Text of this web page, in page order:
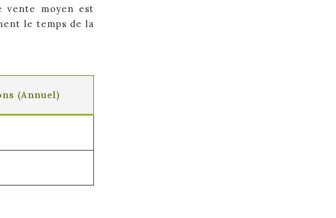
vente moyen est
le temps de la
(Annuel)